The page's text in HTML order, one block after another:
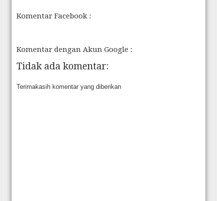
Komentar Facebook :
Komentar dengan Akun Google :
Tidak ada komentar:
Terimakasih komentar yang diberikan